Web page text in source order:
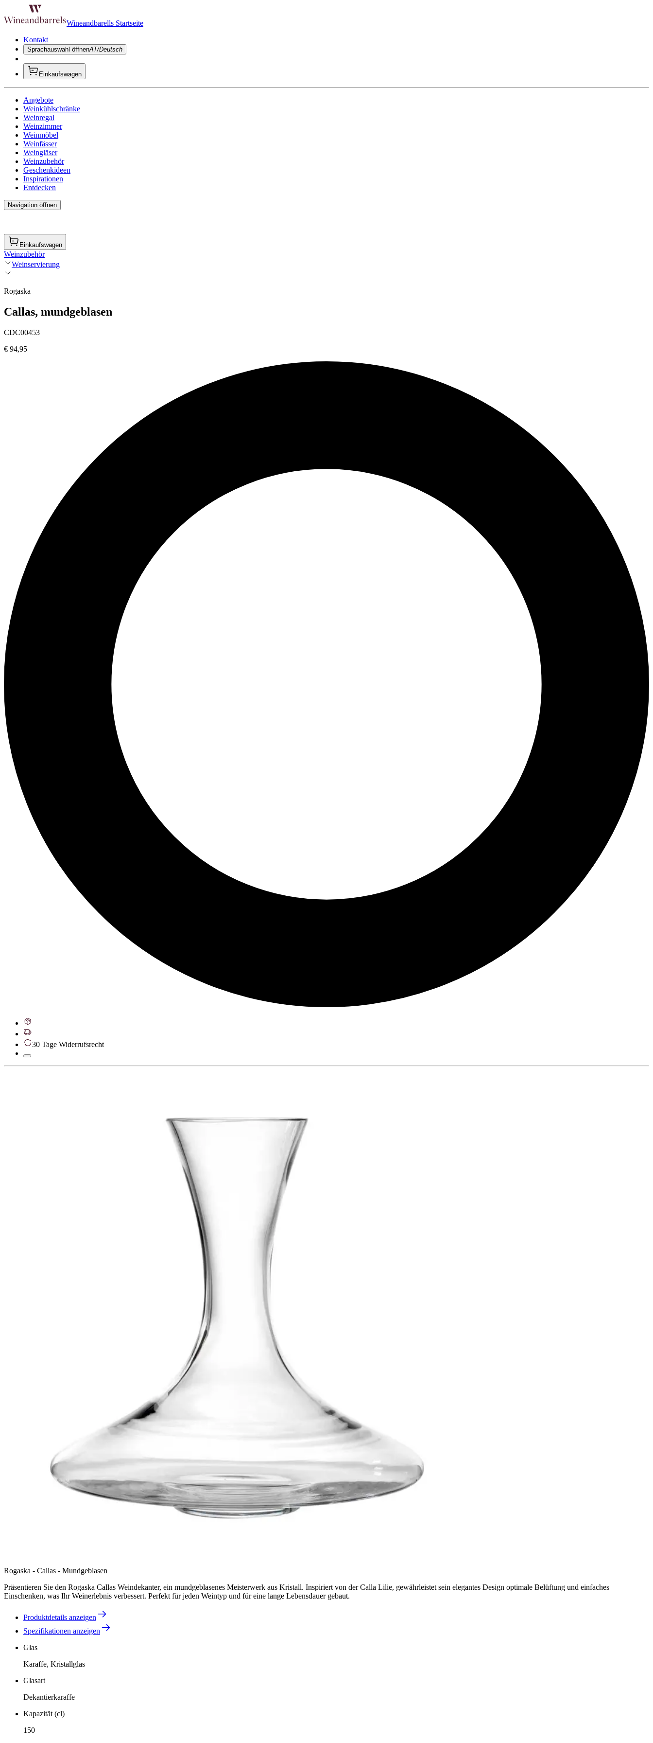
Wineandbarells Startseite
Kontakt
Sprachauswahl öffnenAT/Deutsch
Einkaufswagen
Angebote
Weinkühlschränke
Weinregal
Weinzimmer
Weinmöbel
Weinfässer
Weingläser
Weinzubehör
Geschenkideen
Inspirationen
Entdecken
Navigation öffnen
Einkaufswagen
Weinzubehör
Weinservierung
Rogaska
Callas, mundgeblasen
CDC00453
€ 94,95
30 Tage Widerrufsrecht
Rogaska - Callas - Mundgeblasen
Präsentieren Sie den Rogaska Callas Weindekanter, ein mundgeblasenes Meisterwerk aus Kristall. Inspiriert von der Calla Lilie, gewährleistet sein elegantes Design optimale Belüftung und einfaches
Einschenken, was Ihr Weinerlebnis verbessert. Perfekt für jeden Weintyp und für eine lange Lebensdauer gebaut.
Produktdetails anzeigen
Spezifikationen anzeigen
Glas
Karaffe, Kristallglas
Glasart
Dekantierkaraffe
Kapazität (cl)
150